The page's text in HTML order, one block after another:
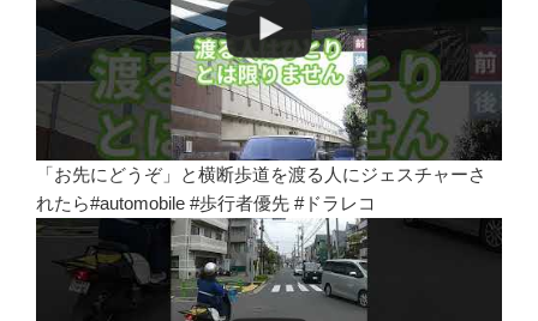
「お先にどうぞ」と横断歩道を渡る人にジェスチャーさ
れたら#automobile #歩行者優先 #ドラレコ